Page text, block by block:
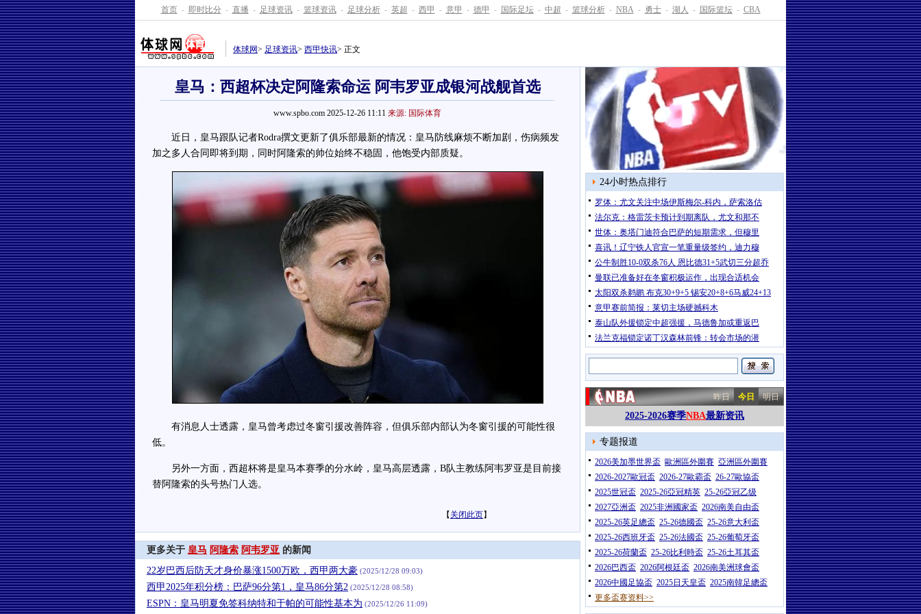
首页 - 即时比分 - 直播 - 足球资讯 - 篮球资讯 - 足球分析 - 英超 - 西甲 - 意甲 - 德甲 - 国际足坛 - 中超 - 篮球分析 - NBA - 勇士 - 湖人 - 国际篮坛 - CBA
体球网> 足球资讯> 西甲快讯> 正文
皇马：西超杯决定阿隆索命运 阿韦罗亚成银河战舰首选
www.spbo.com 2025-12-26 11:11 来源: 国际体育
近日，皇马跟队记者Rodra撰文更新了俱乐部最新的情况：皇马防线麻烦不断加剧，伤病频发
加之多人合同即将到期，同时阿隆索的帅位始终不稳固，他饱受内部质疑。
有消息人士透露，皇马曾考虑过冬窗引援改善阵容，但俱乐部内部认为冬窗引援的可能性很
低。
另外一方面，西超杯将是皇马本赛季的分水岭，皇马高层透露，B队主教练阿韦罗亚是目前接
替阿隆索的头号热门人选。
【 关闭此页】
更多关于 皇马 阿隆索 阿韦罗亚 的新闻
22岁巴西后防天才身价暴涨1500万欧，西甲两大豪 (2025/12/28 09:03)
西甲2025年积分榜：巴萨96分第1，皇马86分第2 (2025/12/28 08:58)
ESPN：皇马明夏免签科纳特和于帕的可能性基本为 (2025/12/26 11:09)
24小时热点排行
罗体：尤文关注中场伊斯梅尔-科内，萨索洛估
法尔克：格雷茨卡预计到期离队，尤文和那不
世体：奥塔门迪符合巴萨的短期需求，但穆里
喜讯！辽宁铁人官宣一笔重量级签约，迪力穆
公牛制胜10-0双杀76人 恩比德31+5武切三分超乔
曼联已准备好在冬窗积极运作，出现合适机会
太阳双杀鹈鹕 布克30+9+5 锡安20+8+6马威24+13
意甲赛前简报：莱切主场硬撼科木
泰山队外援锁定中超强援，马德鲁加或重返巴
法兰克福锁定诺丁汉森林前锋：转会市场的潜
昨日 今日 明日
2025-2026赛季NBA最新资讯
专题报道
2026美加墨世界盃 歐洲區外圍賽 亞洲區外圍賽
2026-2027歐冠盃 2026-27歐霸盃 26-27歐協盃
2025世冠盃 2025-26亞冠精英 25-26亞冠乙级
2027亞洲盃 2025非洲國家盃 2026南美自由盃
2025-26英足總盃 25-26德國盃 25-26意大利盃
2025-26西班牙盃 25-26法國盃 25-26葡萄牙盃
2025-26荷蘭盃 25-26比利時盃 25-26土耳其盃
2026巴西盃 2026阿根廷盃 2026南美洲球會盃
2026中國足協盃 2025日天皇盃 2025南韓足總盃
更多盃赛资料>>